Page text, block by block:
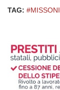
TAG: #MISSONI